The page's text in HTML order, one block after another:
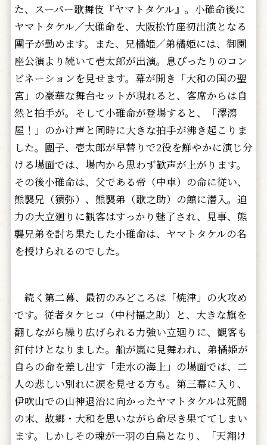
た、スーパー歌舞伎『ヤマトタケル』。小碓命後に
ヤマトタケル／大碓命を、大阪松竹座初出演となる
團子が勤めます。また、兄橘姫／弟橘姫には、御園
座公演より続いて壱太郎が出演。息ぴったりのコン
ビネーションを見せます。幕が開き「大和の国の聖
宮」の豪華な舞台セットが現れると、客席からは自
然と拍手が。そして小碓命が登場すると、「澤瀉
屋！」のかけ声と同時に大きな拍手が沸き起こりま
した。團子、壱太郎が早替りで2役を鮮やかに演じ分
ける場面では、場内から思わず歓声が上がります。
その後小碓命は、父である帝（中車）の命に従い、
熊襲兄（猿弥）、熊襲弟（歌之助）の館に潜入。迫
力の大立廻りに観客はすっかり魅了され、見事、熊
襲兄弟を討ち果たした小碓命は、ヤマトタケルの名
を授けられるのでした。
続く第二幕、最初のみどころは「焼津」の火攻め
です。従者タケヒコ（中村福之助）と、大きな旗を
翻しながら繰り広げられる力強い立廻りに、観客も
釘付けとなりました。船が嵐に見舞われ、弟橘姫が
自らの命を差し出す「走水の海上」の場面では、二
人の悲しい別れに涙を見せる方も。第三幕に入り、
伊吹山での山神退治に向かったヤマトタケルは死闘
の末、故郷・大和を思いながら命尽き果ててしまい
ます。しかしその魂が一羽の白鳥となり、「天翔け